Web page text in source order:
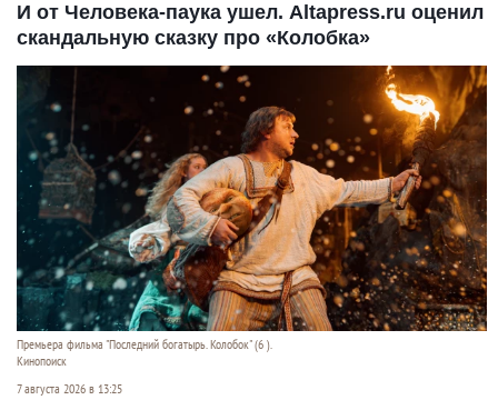
И от Человека-паука ушел. Altapress.ru оценил
скандальную сказку про «Колобка»
Премьера фильма "Последний богатырь. Колобок" (6 ).
Кинопоиск
7 августа 2026 в 13:25